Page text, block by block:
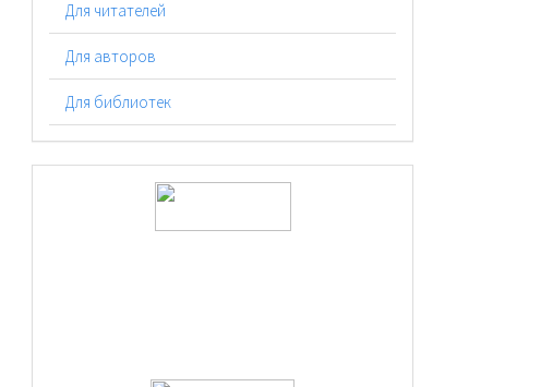
Для читателей
Для авторов
Для библиотек